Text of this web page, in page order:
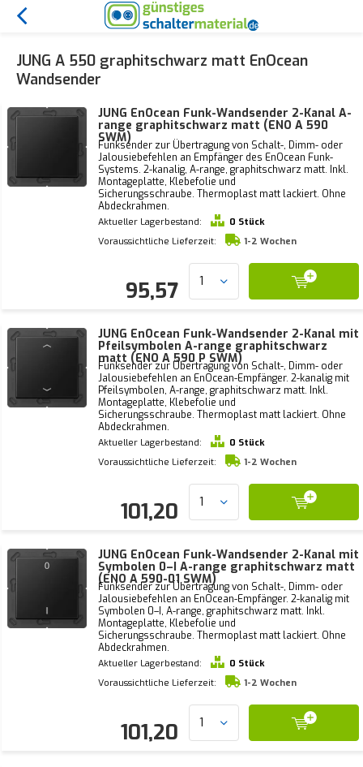
JUNG A 550 graphitschwarz matt EnOcean
Wandsender
JUNG EnOcean Funk-Wandsender 2-Kanal A-
range graphitschwarz matt (ENO A 590
SWM)
Funksender zur Übertragung von Schalt-, Dimm- oder
Jalousiebefehlen an Empfänger des EnOcean Funk-
Systems. 2-kanalig, A-range, graphitschwarz matt. Inkl.
Montageplatte, Klebefolie und
Sicherungsschraube. Thermoplast matt lackiert. Ohne
Abdeckrahmen.
Aktueller Lagerbestand:
0 Stück
Voraussichtliche Lieferzeit:
1-2 Wochen
95,57
JUNG EnOcean Funk-Wandsender 2-Kanal mit
Pfeilsymbolen A-range graphitschwarz
matt (ENO A 590 P SWM)
Funksender zur Übertragung von Schalt-, Dimm- oder
Jalousiebefehlen an EnOcean-Empfänger. 2-kanalig mit
Pfeilsymbolen, A-range, graphitschwarz matt. Inkl.
Montageplatte, Klebefolie und
Sicherungsschraube. Thermoplast matt lackiert. Ohne
Abdeckrahmen.
Aktueller Lagerbestand:
0 Stück
Voraussichtliche Lieferzeit:
1-2 Wochen
101,20
JUNG EnOcean Funk-Wandsender 2-Kanal mit
Symbolen 0–I A-range graphitschwarz matt
(ENO A 590-01 SWM)
Funksender zur Übertragung von Schalt-, Dimm- oder
Jalousiebefehlen an EnOcean-Empfänger. 2-kanalig mit
Symbolen 0–I, A-range, graphitschwarz matt. Inkl.
Montageplatte, Klebefolie und
Sicherungsschraube. Thermoplast matt lackiert. Ohne
Abdeckrahmen.
Aktueller Lagerbestand:
0 Stück
Voraussichtliche Lieferzeit:
1-2 Wochen
101,20